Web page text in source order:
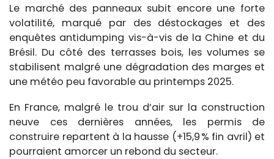
Le marché des panneaux subit encore une forte
volatilité, marqué par des déstockages et des
enquêtes antidumping vis-à-vis de la Chine et du
Brésil. Du côté des terrasses bois, les volumes se
stabilisent malgré une dégradation des marges et
une météo peu favorable au printemps 2025.
En France, malgré le trou d’air sur la construction
neuve ces dernières années, les permis de
construire repartent à la hausse (+15,9 % fin avril) et
pourraient amorcer un rebond du secteur.